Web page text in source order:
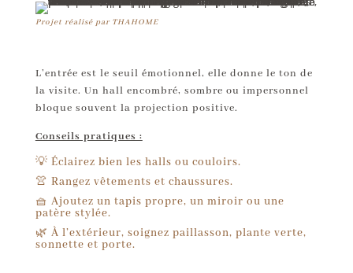
Projet réalisé par THAHOME
L’entrée est le seuil émotionnel, elle donne le ton de
la visite. Un hall encombré, sombre ou impersonnel
bloque souvent la projection positive.
Conseils pratiques :
💡 Éclairez bien les halls ou couloirs.
👚 Rangez vêtements et chaussures.
🧺 Ajoutez un tapis propre, un miroir ou une
patère stylée.
🌿 À l’extérieur, soignez paillasson, plante verte,
sonnette et porte.